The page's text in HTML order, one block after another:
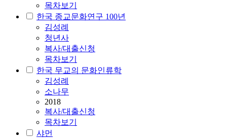
목차보기
한국 종교문화연구 100년
김성례
청년사
복사/대출신청
목차보기
한국 무교의 문화인류학
김성례
소나무
2018
복사/대출신청
목차보기
샤먼